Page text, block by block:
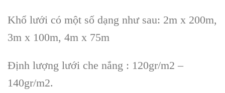
Khổ lưới có một số dạng như sau: 2m x 200m,
3m x 100m, 4m x 75m
Định lượng lưới che nắng : 120gr/m2 –
140gr/m2.